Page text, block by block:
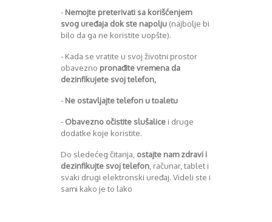
- Nemojte preterivati sa korišćenjem
svog uređaja dok ste napolju (najbolje bi
bilo da ga ne koristite uopšte).
- Kada se vratite u svoj životni prostor
obavezno pronađite vremena da
dezinfikujete svoj telefon,
- Ne ostavljajte telefon u toaletu
- Obavezno očistite slušalice i druge
dodatke koje koristite.
Do sledećeg čitanja, ostajte nam zdravi i
dezinfikujte svoj telefon , računar, tablet i
svaki drugi elektronski uređaj. Videli ste i
sami kako je to lako